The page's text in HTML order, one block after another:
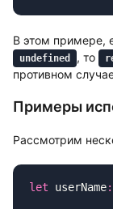
В этом примере,
undefined , то
противном
Примеры
Рассмотрим
let userName: